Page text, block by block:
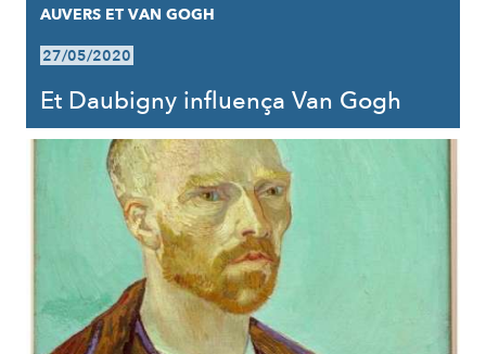
AUVERS ET VAN GOGH
27/05/2020
Et Daubigny influença Van Gogh